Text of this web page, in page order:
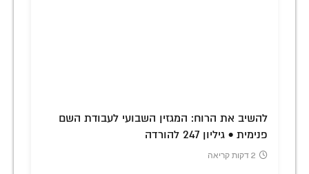
להשיב את הרוח: המגזין השבועי לעבודת השם
פנימית • גיליון 247 להורדה
2 דקות קריאה